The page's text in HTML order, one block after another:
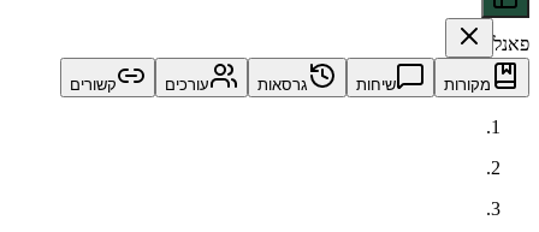
שיחות גרסאות עורכים קשורים